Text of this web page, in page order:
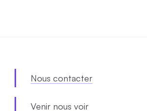
Nous contacter
Venir nous voir